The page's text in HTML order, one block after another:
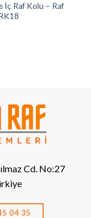
İç Raf Kolu – Raf
Cd. No:27
04 35